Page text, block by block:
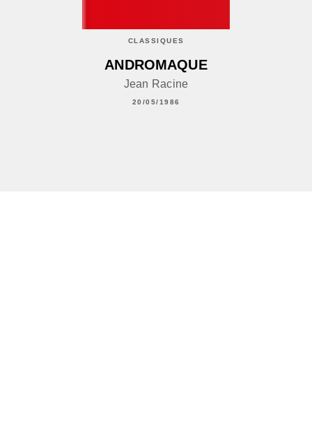
CLASSIQUES
ANDROMAQUE
Jean Racine
20/05/1986